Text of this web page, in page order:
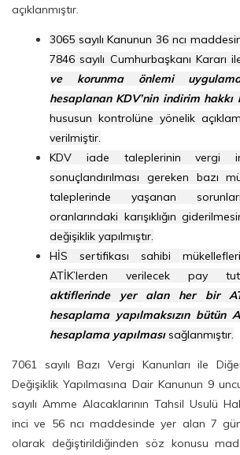
açıklanmıştır.
3065 sayılı Kanunun 36 ncı
7846 sayılı Cumhurbaşkanı Kararı
ve korunma önlemi
hesaplanan KDV’nin indirim hakkı
hususun kontrolüne yönelik
verilmiştir.
KDV iade taleplerinin vergi
sonuçlandırılması gereken bazı
taleplerinde yaşanan
oranlarındaki karışıklığın
değişiklik yapılmıştır.
HİS sertifikası sahibi
ATİK’lerden verilecek pay
aktiflerinde yer alan her bir
hesaplama yapılmaksızın bütün
hesaplama yapılmasısağlanmıştır.
7061 sayılı Bazı Vergi Kanunları ile
Değişiklik Yapılmasına Dair Kanunun 9
sayılı Amme Alacaklarının Tahsil Usulü
inci ve 56 ncı maddesinde yer alan 7
olarak değiştirildiğinden söz konusu